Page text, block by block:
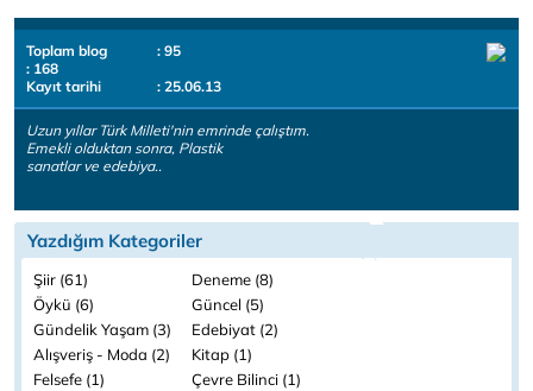
Toplam blog
: 95
: 168
Kayıt tarihi
: 25.06.13
Uzun yıllar Türk Milleti'nin emrinde çalıştım.
Emekli olduktan sonra, Plastik
sanatlar ve edebiya..
Yazdığım Kategoriler
Şiir (61)
Deneme (8)
Öykü (6)
Güncel (5)
Gündelik Yaşam (3)
Edebiyat (2)
Alışveriş - Moda (2)
Kitap (1)
Felsefe (1)
Çevre Bilinci (1)